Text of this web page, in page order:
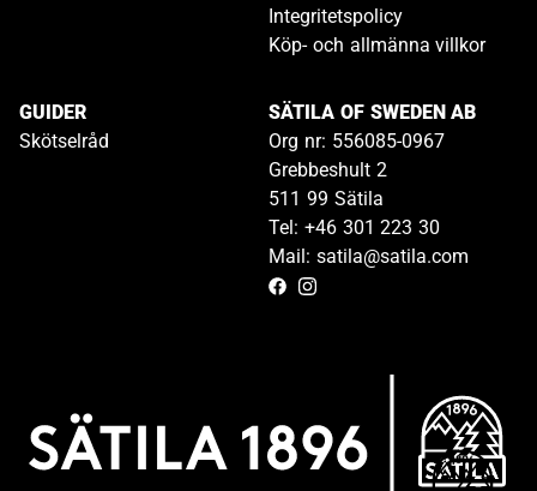
Integritetspolicy
Köp- och allmänna villkor
GUIDER
Skötselråd
SÄTILA OF SWEDEN AB
Org nr: 556085-0967
Grebbeshult 2
511 99 Sätila
Tel: +46 301 223 30
Mail: satila@satila.com